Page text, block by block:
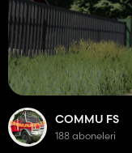
COMMU FS
188 aboneleri